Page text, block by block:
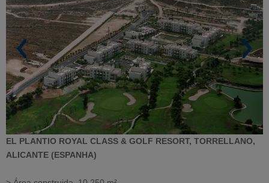
EL PLANTIO ROYAL CLASS & GOLF RESORT, TORRELLANO,
ALICANTE (ESPANHA)